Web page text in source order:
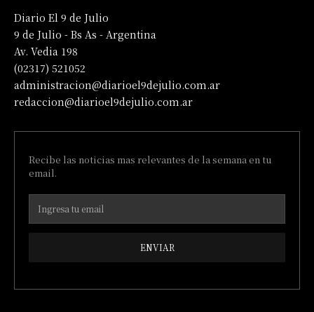
Diario El 9 de Julio
9 de Julio - Bs As - Argentina
Av. Vedia 198
(02317) 521052
administracion@diarioel9dejulio.com.ar
redaccion@diarioel9dejulio.com.ar
Recibe las noticias mas relevantes de la semana en tu
email.
ENVIAR